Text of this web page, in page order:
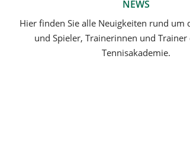
NEWS
Hier finden Sie alle Neuigkeiten rund um
und Spieler, Trainerinnen und
Tennisakademie.